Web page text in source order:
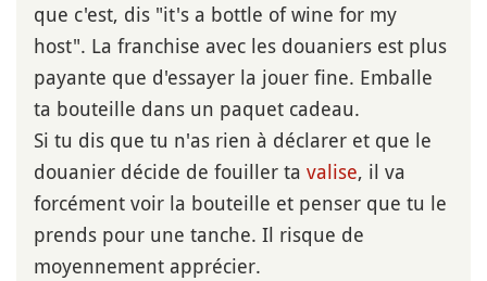
que c'est, dis "it's a bottle of wine for my
host". La franchise avec les douaniers est plus
payante que d'essayer la jouer fine. Emballe
ta bouteille dans un paquet cadeau.
Si tu dis que tu n'as rien à déclarer et que le
douanier décide de fouiller ta valise, il va
forcément voir la bouteille et penser que tu le
prends pour une tanche. Il risque de
moyennement apprécier.